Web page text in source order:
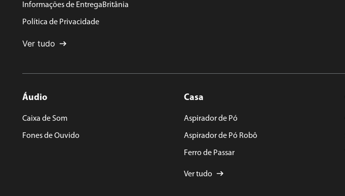
Informações de Entrega
Política de Privacidade
Ver tudo
Britânia
Áudio
Caixa de Som
Fones de Ouvido
Casa
Aspirador de Pó
Aspirador de Pó Robô
Ferro de Passar
Ver tudo